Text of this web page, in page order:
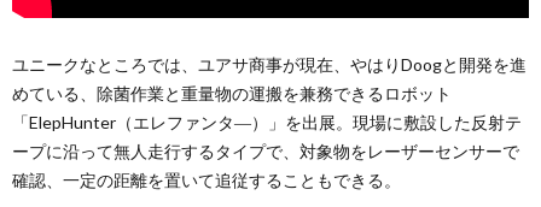
ユニークなところでは、ユアサ商事が現在、やはりDoogと開発を進
めている、除菌作業と重量物の運搬を兼務できるロボット
「ElepHunter（エレファンタ―）」を出展。現場に敷設した反射テ
ープに沿って無人走行するタイプで、対象物をレーザーセンサーで
確認、一定の距離を置いて追従することもできる。